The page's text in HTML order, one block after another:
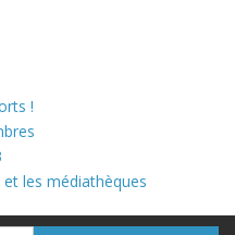
!
les médiathèques